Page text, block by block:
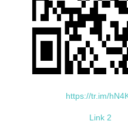
https://tr.im/
Link 2